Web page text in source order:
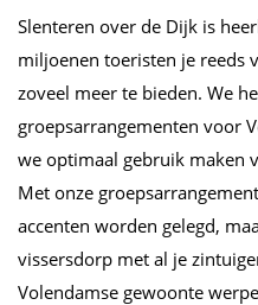
Slenteren over de Dijk is
miljoenen toeristen je reeds
zoveel meer te bieden. We
groepsarrangementen voor
we optimaal gebruik maken
Met onze
accenten worden gelegd,
vissersdorp met al je
Volendamse gewoonte